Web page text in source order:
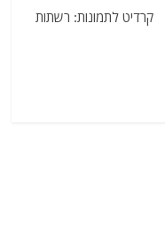
קרדיט לתמונות: רשתות